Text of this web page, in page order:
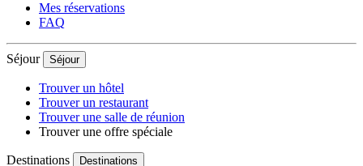
Mes réservations
FAQ
Séjour Séjour
Trouver un hôtel
Trouver un restaurant
Trouver une salle de réunion
Trouver une offre spéciale
Destinations Destinations